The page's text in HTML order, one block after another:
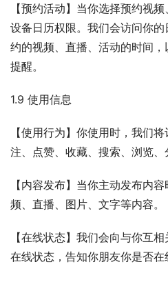
【预约活动】当你选择预约视
设备日历权限。我们会访问你
约的视频、直播、活动的时间
提醒。
1.9 使用信息
【使用行为】你使用时，我们
注、点赞、收藏、搜索、浏览、
【内容发布】当你主动发布内
频、直播、图片、文字等内容。
【在线状态】我们会向与你互
在线状态，告知你朋友你是否在